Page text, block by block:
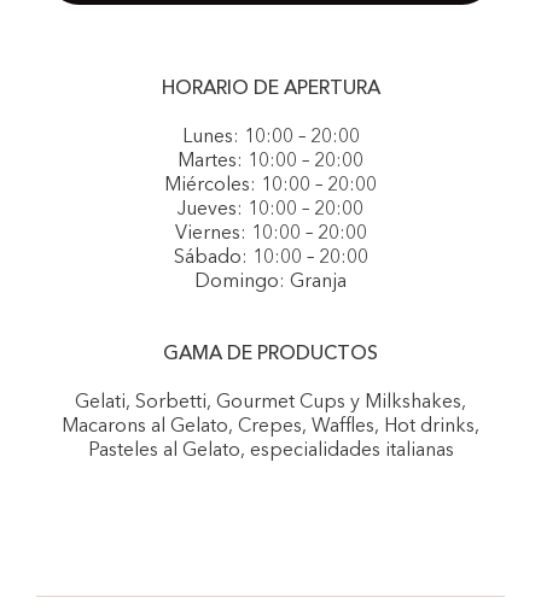
HORARIO DE APERTURA
Lunes: 10:00 – 20:00
Martes: 10:00 – 20:00
Miércoles: 10:00 – 20:00
Jueves: 10:00 – 20:00
Viernes: 10:00 – 20:00
Sábado: 10:00 – 20:00
Domingo: Granja
GAMA DE PRODUCTOS
Gelati, Sorbetti, Gourmet Cups y Milkshakes,
Macarons al Gelato, Crepes, Waffles, Hot drinks,
Pasteles al Gelato, especialidades italianas